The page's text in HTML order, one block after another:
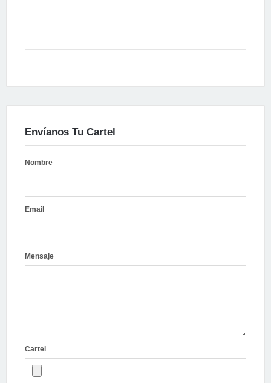
Envíanos Tu Cartel
Nombre
Email
Mensaje
Cartel